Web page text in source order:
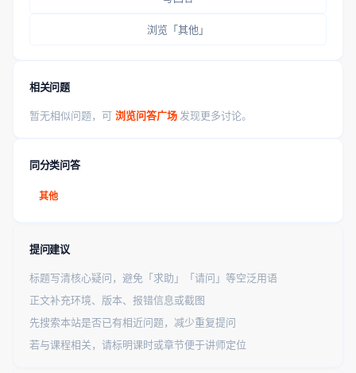
浏览「其他」
相关问题
暂无相似问题，可 浏览问答广场 发现更多讨论。
同分类问答
其他
提问建议
标题写清核心疑问，避免「求助」「请问」等空泛用语
正文补充环境、版本、报错信息或截图
先搜索本站是否已有相近问题，减少重复提问
若与课程相关，请标明课时或章节便于讲师定位